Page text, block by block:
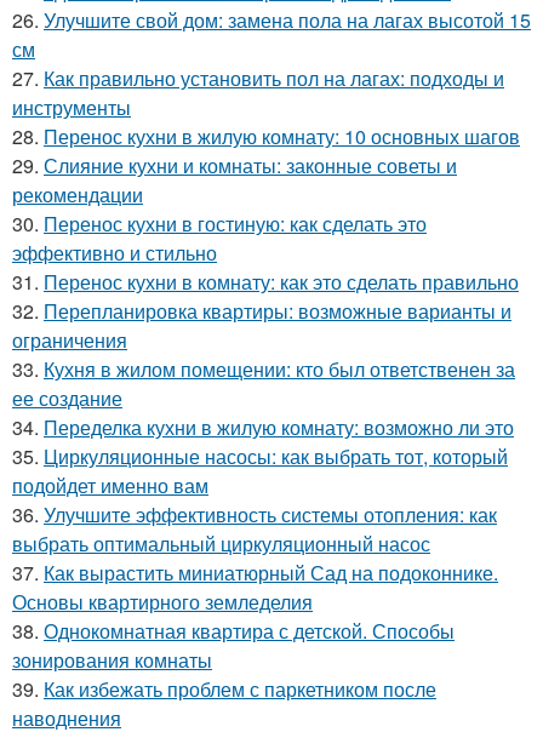
26. Улучшите свой дом: замена пола на лагах высотой 15
см
27. Как правильно установить пол на лагах: подходы и
инструменты
28. Перенос кухни в жилую комнату: 10 основных шагов
29. Слияние кухни и комнаты: законные советы и
рекомендации
30. Перенос кухни в гостиную: как сделать это
эффективно и стильно
31. Перенос кухни в комнату: как это сделать правильно
32. Перепланировка квартиры: возможные варианты и
ограничения
33. Кухня в жилом помещении: кто был ответственен за
ее создание
34. Переделка кухни в жилую комнату: возможно ли это
35. Циркуляционные насосы: как выбрать тот, который
подойдет именно вам
36. Улучшите эффективность системы отопления: как
выбрать оптимальный циркуляционный насос
37. Как вырастить миниатюрный Сад на подоконнике.
Основы квартирного земледелия
38. Однокомнатная квартира с детской. Способы
зонирования комнаты
39. Как избежать проблем с паркетником после
наводнения